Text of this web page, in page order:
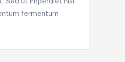
fermentum